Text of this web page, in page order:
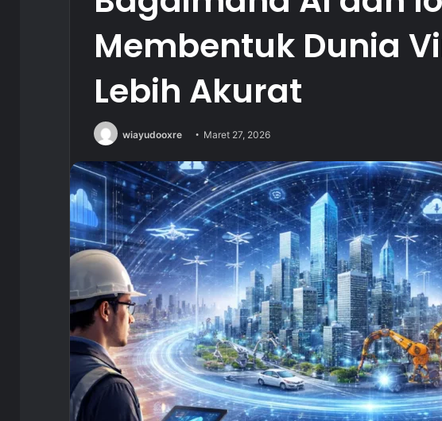
Membentuk Dunia
Lebih Akurat
wiayudooxre Maret 27, 2026